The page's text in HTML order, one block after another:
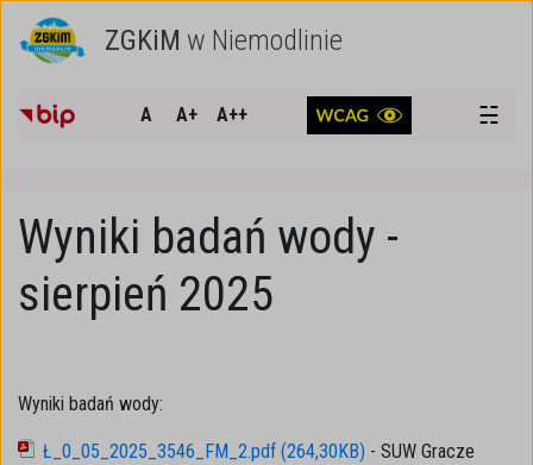
ZGKiM w Niemodlinie
A A+ A++ ☵
Wyniki badań wody -
sierpień 2025
Wyniki badań wody:
Ł_0_05_2025_3546_FM_2.pdf (264,30KB) - SUW Gracze